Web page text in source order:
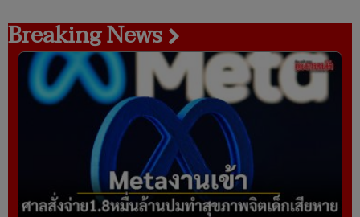
Breaking News